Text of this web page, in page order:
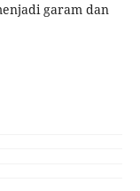
garam dan